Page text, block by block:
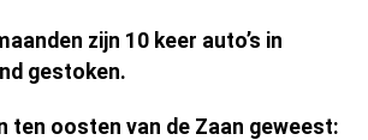
zijn 10 keer auto’s in
gestoken.
ten oosten van de Zaan geweest: